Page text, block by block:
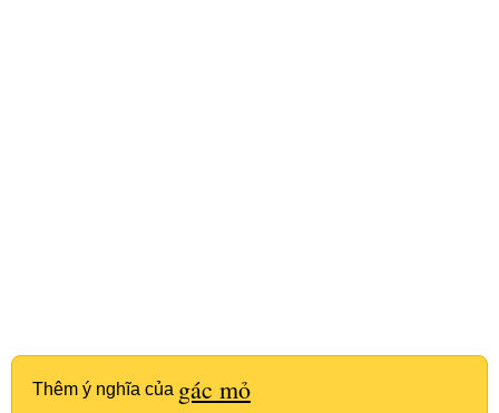
Thêm ý nghĩa của gác mỏ